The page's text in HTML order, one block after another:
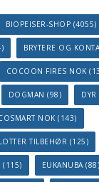
BIOPEISER-SHOP (4055)
BRYTERE OG
COCOON FIRES NOK
DOGMAN (98) DYR
NOK (143)
TILBEHØR (125)
(115) EUKANUBA (88)